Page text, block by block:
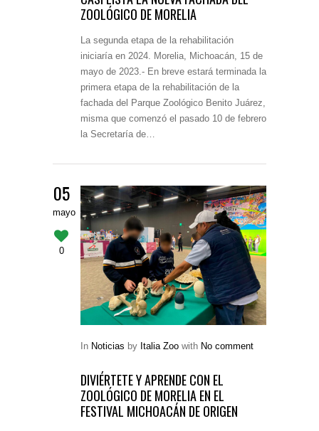
ZOOLÓGICO DE MORELIA
La segunda etapa de la rehabilitación
iniciaría en 2024. Morelia, Michoacán, 15 de
mayo de 2023.- En breve estará terminada la
primera etapa de la rehabilitación de la
fachada del Parque Zoológico Benito Juárez,
misma que comenzó el pasado 10 de febrero
la Secretaría de…
05
mayo
0
In Noticias by Italia Zoo with No comment
DIVIÉRTETE Y APRENDE CON EL
ZOOLÓGICO DE MORELIA EN EL
FESTIVAL MICHOACÁN DE ORIGEN